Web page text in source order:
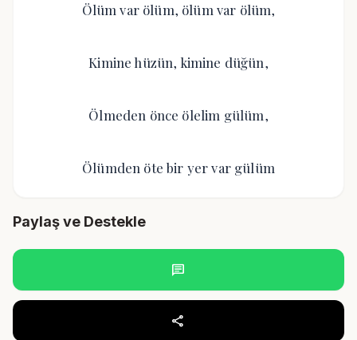
Ölüm var ölüm, ölüm var ölüm,
Kimine hüzün, kimine düğün,
Ölmeden önce ölelim gülüm,
Ölümden öte bir yer var gülüm
Paylaş ve Destekle
chat
share